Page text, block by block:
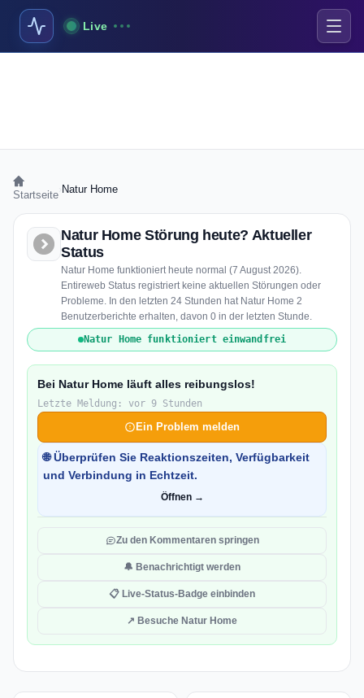
Live
Startseite Natur Home
Natur Home Störung heute? Aktueller
Status
Natur Home funktioniert heute normal (7 August 2026).
Entireweb Status registriert keine aktuellen Störungen oder
Probleme. In den letzten 24 Stunden hat Natur Home 2
Benutzerberichte erhalten, davon 0 in der letzten Stunde.
Natur Home funktioniert einwandfrei
Bei Natur Home läuft alles reibungslos!
Letzte Meldung: vor 9 Stunden
Ein Problem melden
🌐 Überprüfen Sie Reaktionszeiten, Verfügbarkeit
und Verbindung in Echtzeit.
Öffnen →
Zu den Kommentaren springen
🔔 Benachrichtigt werden
📋 Live-Status-Badge einbinden
↗ Besuche Natur Home